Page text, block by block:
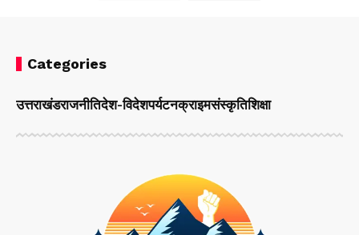
Categories
उत्तराखंडराजनीतिदेश-विदेशपर्यटनक्राइमसंस्कृतिशिक्षा